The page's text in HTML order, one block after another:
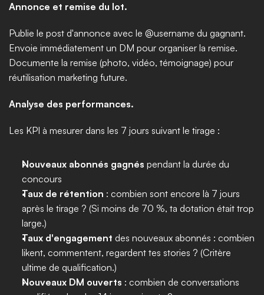
Annonce et remise du lot.
Publie le post d'annonce avec le @username du gagnant.
Envoie immédiatement un DM pour organiser la remise.
Documente la remise (photo, vidéo, témoignage) pour
réutilisation marketing future.
Analyse des performances.
Les KPI à mesurer dans les 7 jours suivant le tirage :
Nouveaux abonnés gagnés pendant la durée du
concours
Taux de rétention : combien sont encore là 7 jours
après le tirage ? (Si moins de 70 %, ta dotation était trop
large.)
Taux d'engagement des nouveaux abonnés : combien
likent, commentent, regardent tes stories ? (Critère
ultime de qualification.)
Nouveaux DM ouverts : combien de conversations